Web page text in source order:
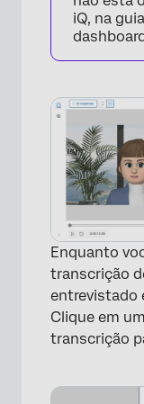
iQ, na
Enquanto
transcrição
entrevistado
Clique em
transcrição